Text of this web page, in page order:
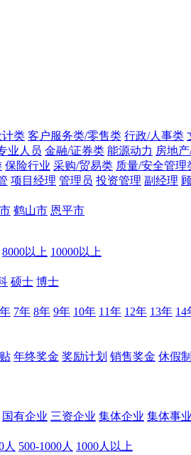
计类 客户服务类/零售类 行政/人事类
业人员 金融/证券类 能源动力 房地
保险行业 采购/贸易类 质量/安全管理
项目经理 管理员 投资管理 副经理
鹤山市 恩平市
8000以上 10000以上
硕士 博士
7年 8年 9年 10年 11年 12年 13年 14
年终奖金 奖励计划 销售奖金 休假
国有企业 三资企业 集体企业 集体事业
人 500-1000人 1000人以上